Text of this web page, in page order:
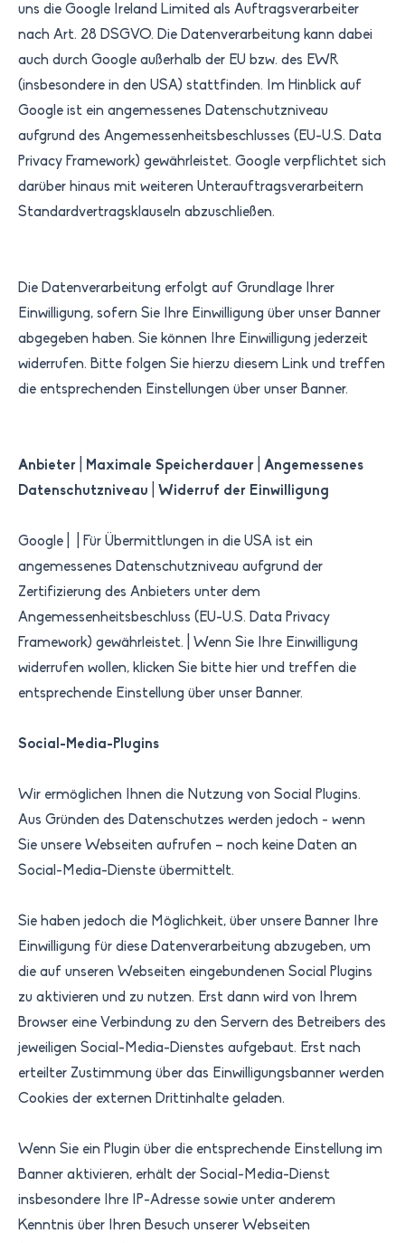
uns die Google Ireland Limited als Auftragsverarbeiter
nach Art. 28 DSGVO. Die Datenverarbeitung kann dabei
auch durch Google außerhalb der EU bzw. des EWR
(insbesondere in den USA) stattfinden. Im Hinblick auf
Google ist ein angemessenes Datenschutzniveau
aufgrund des Angemessenheitsbeschlusses (EU-U.S. Data
Privacy Framework) gewährleistet. Google verpflichtet sich
darüber hinaus mit weiteren Unterauftragsverarbeitern
Standardvertragsklauseln abzuschließen.
Die Datenverarbeitung erfolgt auf Grundlage Ihrer
Einwilligung, sofern Sie Ihre Einwilligung über unser Banner
abgegeben haben. Sie können Ihre Einwilligung jederzeit
widerrufen. Bitte folgen Sie hierzu diesem Link und treffen
die entsprechenden Einstellungen über unser Banner.
Anbieter Maximale Speicherdauer
Angemessenes
Datenschutzniveau
Widerruf der Einwilligung
Google | | Für Übermittlungen in die USA ist ein
angemessenes Datenschutzniveau aufgrund der
Zertifizierung des Anbieters unter dem
Angemessenheitsbeschluss (EU-U.S. Data Privacy
Framework) gewährleistet.​ | Wenn Sie Ihre Einwilligung
widerrufen wollen, klicken Sie bitte hier und treffen die
entsprechende Einstellung über unser Banner. ​
Social-Media-Plugins
Wir ermöglichen Ihnen die Nutzung von Social Plugins.
Aus Gründen des Datenschutzes werden jedoch - wenn
Sie unsere Webseiten aufrufen – noch keine Daten an
Social-Media-Dienste übermittelt.
Sie haben jedoch die Möglichkeit, über unsere Banner Ihre
Einwilligung für diese Datenverarbeitung abzugeben, um
die auf unseren Webseiten eingebundenen Social Plugins
zu aktivieren und zu nutzen. Erst dann wird von Ihrem
Browser eine Verbindung zu den Servern des Betreibers des
jeweiligen Social-Media-Dienstes aufgebaut. Erst nach
erteilter Zustimmung über das Einwilligungsbanner werden
Cookies der externen Drittinhalte geladen.
Wenn Sie ein Plugin über die entsprechende Einstellung im
Banner aktivieren, erhält der Social-Media-Dienst
insbesondere Ihre IP-Adresse sowie unter anderem
Kenntnis über Ihren Besuch unserer Webseiten